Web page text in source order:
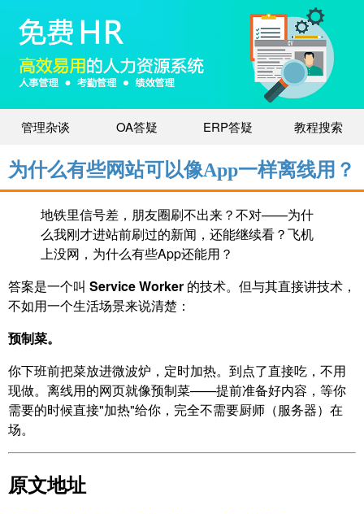
管理杂谈 OA答疑 ERP答疑 教程搜索
为什么有些网站可以像App一样离线用？
地铁里信号差，朋友圈刷不出来？不对——为什
么我刚才进站前刷过的新闻，还能继续看？飞机
上没网，为什么有些App还能用？
答案是一个叫 Service Worker 的技术。但与其直接讲技术，
不如用一个生活场景来说清楚：
预制菜。
你下班前把菜放进微波炉，定时加热。到点了直接吃，不用
现做。离线用的网页就像预制菜——提前准备好内容，等你
需要的时候直接"加热"给你，完全不需要厨师（服务器）在
场。
原文地址